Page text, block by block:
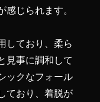
じられます。
しており、柔ら
見事に調和して
ックなフォール
ており、着脱が